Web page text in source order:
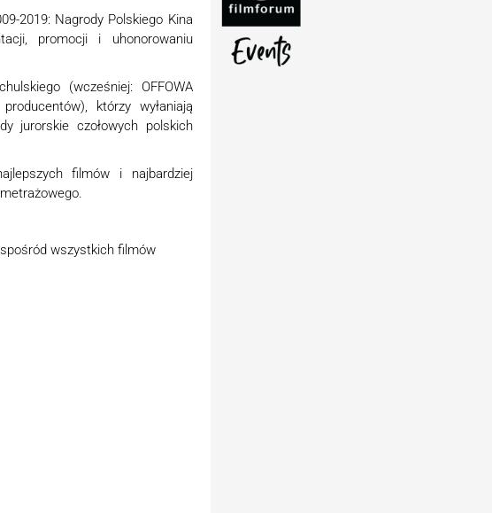
2019: Nagrody Polskiego Kina
promocji i uhonorowaniu
(wcześniej: OFFOWA
którzy wyłaniają
jurorskie czołowych polskich
filmów i najbardziej
wszystkich filmów